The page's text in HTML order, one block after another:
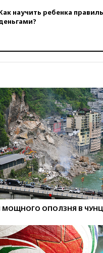
научить ребенка
МОЩНОГО ОПОЛЗНЯ В